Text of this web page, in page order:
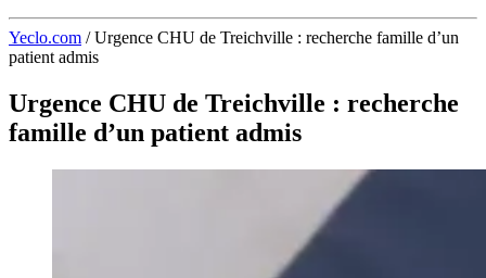
Yeclo.com / Urgence CHU de Treichville : recherche famille d’un
patient admis
Urgence CHU de Treichville : recherche
famille d’un patient admis